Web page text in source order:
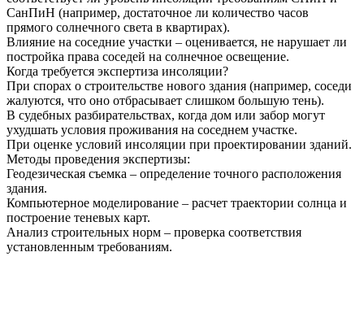
СанПиН (например, достаточное ли количество часов
прямого солнечного света в квартирах).
Влияние на соседние участки – оценивается, не нарушает ли
постройка права соседей на солнечное освещение.
Когда требуется экспертиза инсоляции?
При спорах о строительстве нового здания (например, соседи
жалуются, что оно отбрасывает слишком большую тень).
В судебных разбирательствах, когда дом или забор могут
ухудшать условия проживания на соседнем участке.
При оценке условий инсоляции при проектировании зданий.
Методы проведения экспертизы:
Геодезическая съемка – определение точного расположения
здания.
Компьютерное моделирование – расчет траектории солнца и
построение теневых карт.
Анализ строительных норм – проверка соответствия
установленным требованиям.